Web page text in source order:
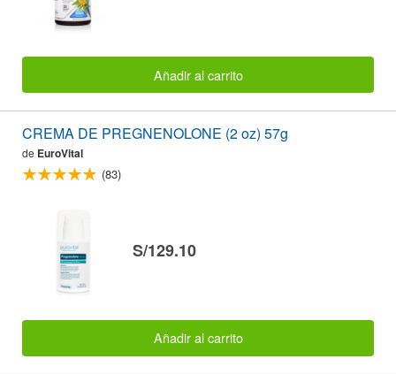
Añadir al carrito
CREMA DE PREGNENOLONE (2 oz) 57g
de EuroVital
(83)
S/129.10
Añadir al carrito